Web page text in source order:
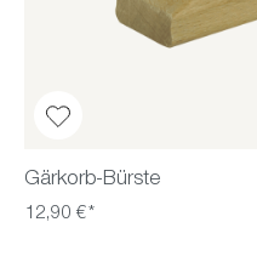
Gärkorb-Bürste
12,90 €*